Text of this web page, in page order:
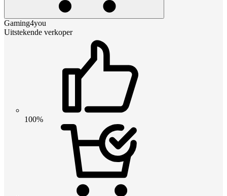
Gaming4you
Uitstekende verkoper
100%